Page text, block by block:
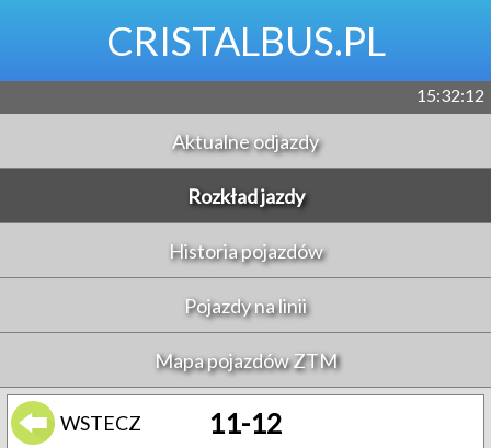
CRISTALBUS.PL
15:32:12
Aktualne odjazdy
Rozkład jazdy
Historia pojazdów
Pojazdy na linii
Mapa pojazdów ZTM
WSTECZ 11-12